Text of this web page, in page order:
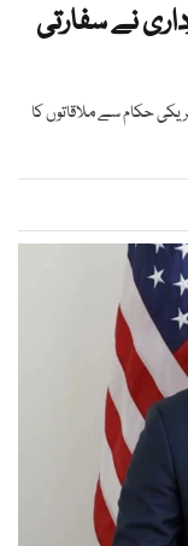
نے سفارتی
حکام سے ملاقاتوں کا